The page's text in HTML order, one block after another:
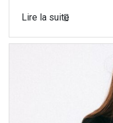
Lire la suite